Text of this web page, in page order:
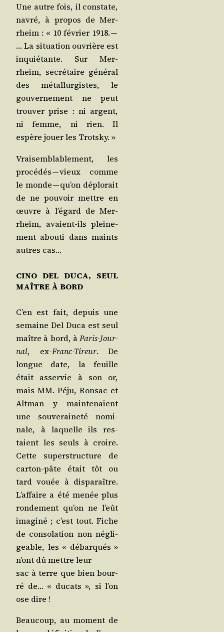
Une autre fois, il constate,
navré, à pro­pos de Mer­
rheim : « 10 février 1918. —
… La situa­tion ouvrière est
inquié­tante. Sur Mer­
rheim, secré­taire géné­ral
des métal­lur­gistes, le
gou­ver­ne­ment ne peut
trou­ver prise : ni argent,
ni femme, ni rien. Il
espère jouer les Trotsky. »
Vrai­sem­bla­ble­ment, les
pro­cé­dés — vieux comme
le monde — qu’on déplo­rait
de ne pou­voir mettre en
œuvre à l’égard de Mer­
rheim, avaient-ils plei­ne­
ment abou­ti dans maints
autres cas…
CINO DEL DUCA, SEUL
MAÎTRE À BORD
C’en est fait, depuis une
semaine Del Duca est seul
maître à bord, àParis-Jour­
nal, ex-Franc-Tireur. De
longue date, la feuille
était asser­vie à son or,
mais MM. Péju, Ron­sac et
Alt­man y main­te­naient
une sou­ve­rai­ne­té nomi­
nale, à laquelle ils res­
taient les seuls à croire.
Cette super­struc­ture de
car­ton-pâte était tôt ou
tard vouée à dis­pa­raître.
L’affaire a été menée plus
ron­de­ment qu’on ne l’eût
ima­gi­né ; c’est tout. Fiche
de conso­la­tion non négli­
geable, les « débar­qués »
n’ont dû mettre leur
sac à terre que bien bour­
ré de… « ducats », si l’on
ose dire !
Beau­coup, au moment de